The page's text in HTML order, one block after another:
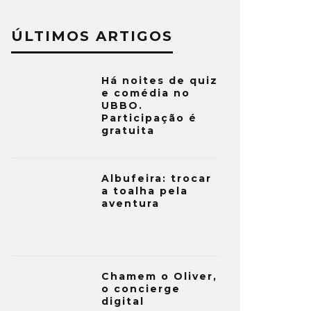
ÚLTIMOS ARTIGOS
Há noites de quiz
e comédia no
UBBO.
Participação é
gratuita
Albufeira: trocar
a toalha pela
aventura
Chamem o Oliver,
o concierge
digital